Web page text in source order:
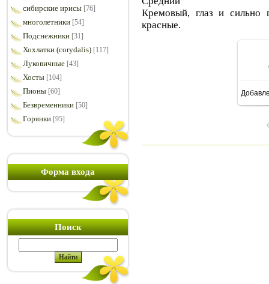
сибирские ирисы [76]
многолетники [54]
Подснежники [31]
Хохлатки (corydalis) [117]
Луковичные [43]
Хосты [104]
Пионы [60]
Безвременники [50]
Горянки [95]
Форма входа
Поиск
Кремовый, глаз и сильно
красные.